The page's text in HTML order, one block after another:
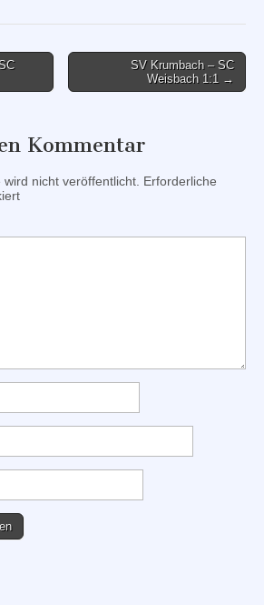
SV Krumbach – SC
Weisbach 1:1 →
Kommentar
nicht veröffentlicht. Erforderliche